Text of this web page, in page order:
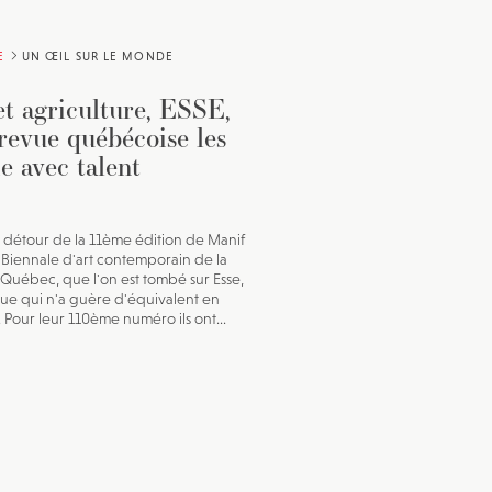
UN ŒIL SUR LE MONDE
agriculture, ESSE,
québécoise les
avec talent
détour de la 11ème édition de Manif
d'art contemporain de la
que l'on est tombé sur Esse,
qui n'a guère d'équivalent en
Pour leur 110ème numéro ils ont...